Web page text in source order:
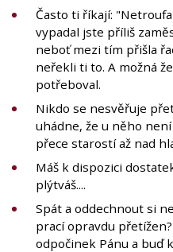
Často ti říkají:
vypadal jste příliš
neboť mezi tím přišla
neřekli ti to. A možná
potřeboval.
Nikdo se nesvěřuje
uhádne, že u něho
přece starostí až nad
Máš k dispozici
plýtváš....
Spát a oddechnout si
prací opravdu
odpočinek Pánu a buď